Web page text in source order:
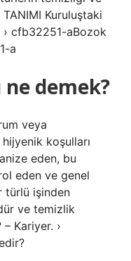
TANIMI Kuruluştaki
cfb32251-aBozok
a
demek?
veya
koşulları
eden, bu
eden ve genel
türlü işinden
ve temizlik
Kariyer. ›